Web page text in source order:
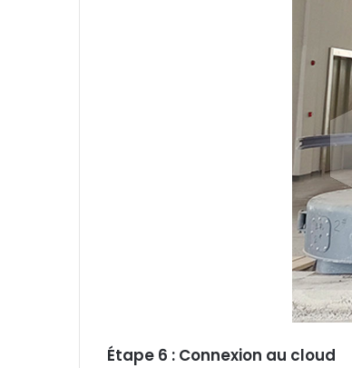
Étape 6 : Connexion au cloud